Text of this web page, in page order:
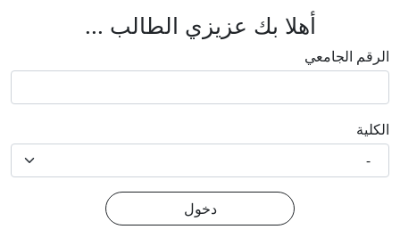
أهلا بك عزيزي الطالب ...
الرقم الجامعي
الكلية
-
دخول